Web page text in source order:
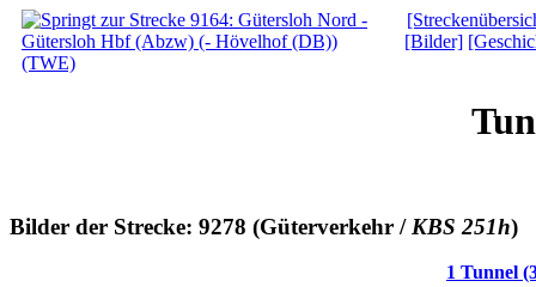
[Bilder]
Bilder der Strecke: 9278 (Güterverkehr / KBS 251h)
1 Tunnel